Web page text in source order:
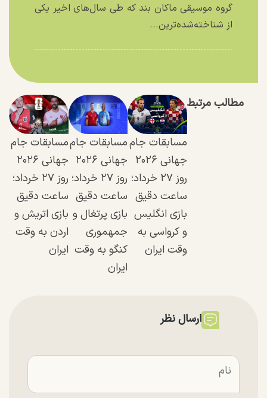
گروه موسیقی ماکان بند که طی سال‌های اخیر یکی
از شناخته‌شده‌ترین...
مطالب مرتبط
مسابقات جام
جهانی ۲۰۲۶
روز ۲۷ خرداد؛
ساعت دقیق
بازی انگلیس
و کرواسی به
وقت ایران
مسابقات جام
جهانی ۲۰۲۶
روز ۲۷ خرداد؛
ساعت دقیق
بازی پرتغال و
جمهموری
کنگو به وقت
ایران
مسابقات جام
جهانی ۲۰۲۶
روز ۲۷ خرداد؛
ساعت دقیق
بازی اتریش و
اردن به وقت
ایران
ارسال نظر